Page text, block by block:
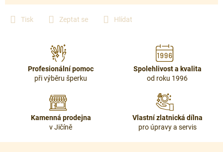
Tisk Zeptat se Hlídat
Profesionální pomoc
při výběru šperku
Spolehlivost a kvalita
od roku 1996
Kamenná prodejna
v Jičíně
Vlastní zlatnická dílna
pro úpravy a servis